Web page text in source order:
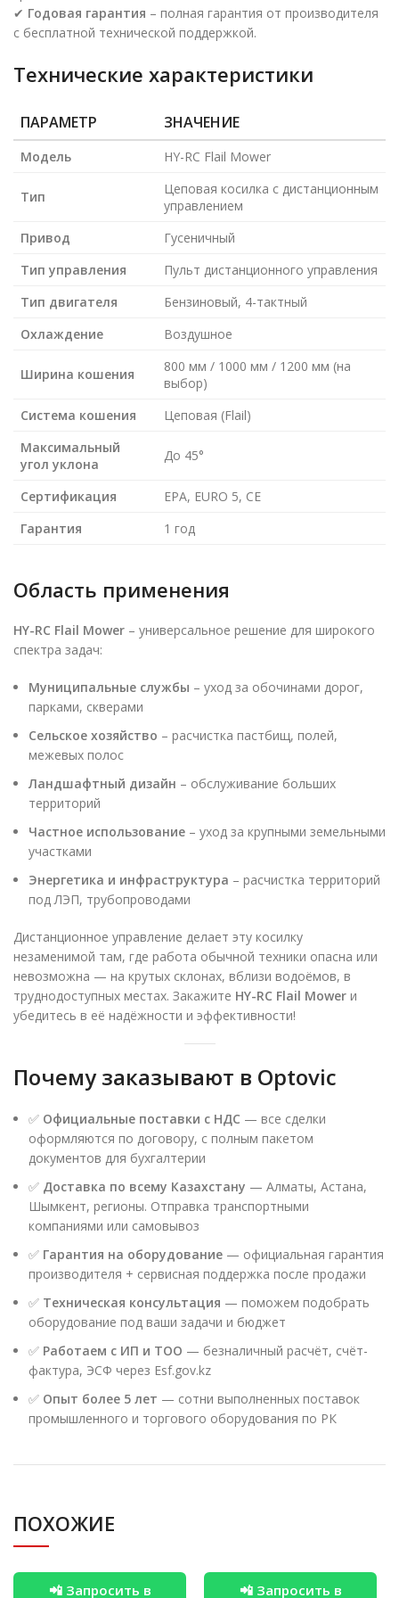
✔ Годовая гарантия – полная гарантия от производителя
с бесплатной технической поддержкой.
Технические характеристики
ПАРАМЕТР ЗНАЧЕНИЕ
Модель HY-RC Flail Mower
Тип
Цеповая косилка с дистанционным
управлением
Привод
Гусеничный
Тип управления
Пульт дистанционного управления
Тип двигателя
Бензиновый, 4-тактный
Охлаждение
Воздушное
Ширина кошения
800 мм / 1000 мм / 1200 мм (на
выбор)
Система кошения
Цеповая (Flail)
Максимальный
угол уклона
До 45°
Сертификация
EPA, EURO 5, CE
Гарантия
1 год
Область применения
HY-RC Flail Mower – универсальное решение для широкого
спектра задач:
Муниципальные службы – уход за обочинами дорог,
парками, скверами
Сельское хозяйство – расчистка пастбищ, полей,
межевых полос
Ландшафтный дизайн – обслуживание больших
территорий
Частное использование – уход за крупными земельными
участками
Энергетика и инфраструктура – расчистка территорий
под ЛЭП, трубопроводами
Дистанционное управление делает эту косилку
незаменимой там, где работа обычной техники опасна или
невозможна — на крутых склонах, вблизи водоёмов, в
труднодоступных местах. Закажите HY-RC Flail Mower и
убедитесь в её надёжности и эффективности!
Почему заказывают в Optovic
✅ Официальные поставки с НДС — все сделки
оформляются по договору, с полным пакетом
документов для бухгалтерии
✅ Доставка по всему Казахстану — Алматы, Астана,
Шымкент, регионы. Отправка транспортными
компаниями или самовывоз
✅ Гарантия на оборудование — официальная гарантия
производителя + сервисная поддержка после продажи
✅ Техническая консультация — поможем подобрать
оборудование под ваши задачи и бюджет
✅ Работаем с ИП и ТОО — безналичный расчёт, счёт-
фактура, ЭСФ через Esf.gov.kz
✅ Опыт более 5 лет — сотни выполненных поставок
промышленного и торгового оборудования по РК
ПОХОЖИЕ
📲 Запросить в
📲 Запросить в